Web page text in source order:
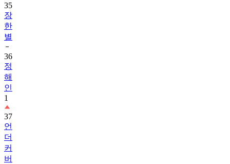
35
장
한
별
36
정
해
인
1
37
언
더
커
버